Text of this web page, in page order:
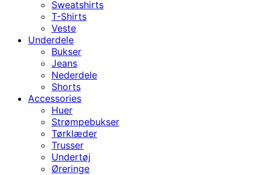
Sweatshirts
T-Shirts
Veste
Underdele
Bukser
Jeans
Nederdele
Shorts
Accessories
Huer
Strømpebukser
Tørklæder
Trusser
Undertøj
Øreringe